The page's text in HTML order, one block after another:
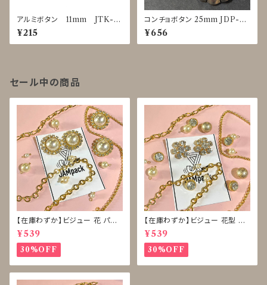
アルミボタン 11mm JTK-0
025～0029
¥215
コンチョボタン 25mm JDP-00
16
¥656
セール中の商品
【在庫わずか】ビジュー 花 パー
ル ボタン 再販なし
¥539
30%OFF
【在庫わずか】ビジュー 花型 雪
型 ボタン 再販なし
¥539
30%OFF